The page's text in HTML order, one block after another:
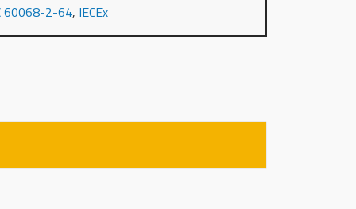
60068-2-64, IECEx